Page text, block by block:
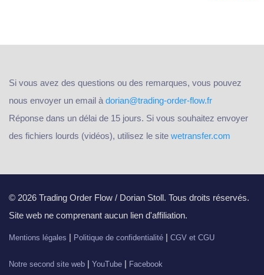
Si vous avez des questions ou des remarques, vous pouvez
nous envoyer un email à dorian@trading-order-flow.fr
Réponse dans un délai de 15 jours. Si vous souhaitez envoyer
des fichiers lourds (vidéos), utilisez le site wetransfer.com
© 2026 Trading Order Flow / Dorian Stoll. Tous droits réservés.
Site web ne comprenant aucun lien d'affiliation.
Mentions légales | Politique de confidentialité | CGV et CGU
Notre second site web | YouTube | Facebook